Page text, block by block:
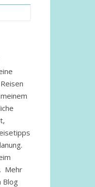
Mehr
Blog